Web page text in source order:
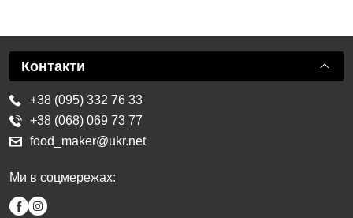
Контакти
+38 (095) 332 76 33
+38 (068) 069 73 77
food_maker@ukr.net
Ми в соцмережах: